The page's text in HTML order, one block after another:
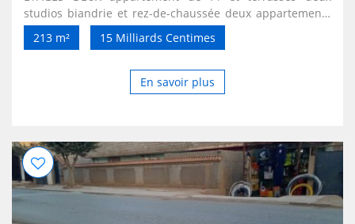
studios biandrie et rez-de-chaussée deux appartements
de f3et f2 ainsi deux locaux un grand avec arrière
boutique et un petite local prix 15milliards négociable
location. Voilà mon numéro téléphonique le 0772342566
ou 0776571040 mails: khader771@gmail.com
213 m² 15 Milliards Centimes
En savoir plus